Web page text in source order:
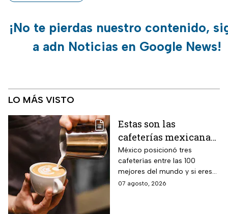
¡No te pierdas nuestro contenido,
a adn Noticias en Google News!
LO MÁS VISTO
Estas son las
cafeterías mexicanas
consideradas como las
mejores del mundo
México posicionó tres
cafeterías entre las 100
mejores del mundo y si eres
amante del café tienes que
07 agosto, 2026